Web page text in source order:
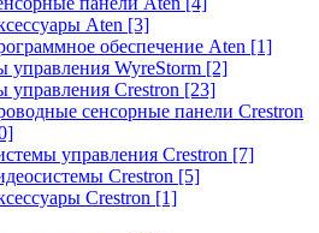
Aten [3]
обеспечение Aten [1]
управления WyreStorm [2]
управления Crestron [23]
сенсорные панели Crestron
управления Crestron [7]
Crestron [5]
Crestron [1]